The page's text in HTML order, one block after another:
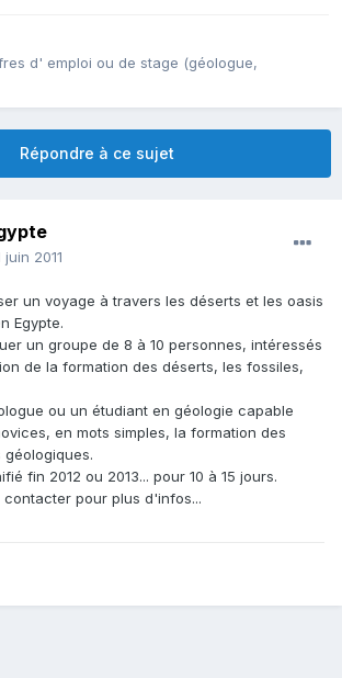
d' emploi ou de stage (géologue,
Répondre à ce sujet
juin 2011
un voyage à travers les déserts et les oasis
Egypte.
un groupe de 8 à 10 personnes, intéressés
de la formation des déserts, les fossiles,
ou un étudiant en géologie capable
en mots simples, la formation des
fin 2012 ou 2013... pour 10 à 15 jours.
pour plus d'infos...